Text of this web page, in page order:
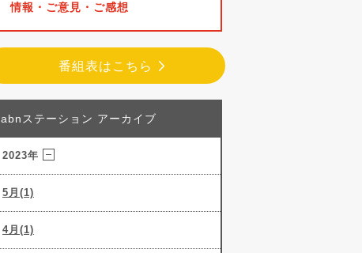
情報・ご意見・ご感想
番組表はこちら
abnステーション アーカイブ
2023年
5月(1)
4月(1)